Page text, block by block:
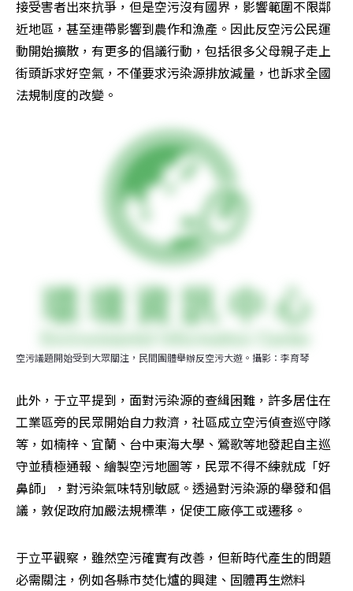
接受害者出來抗爭，但是空污沒有國界，影響範圍不限鄰
近地區，甚至連帶影響到農作和漁產。因此反空污公民運
動開始擴散，有更多的倡議行動，包括很多父母親子走上
街頭訴求好空氣，不僅要求污染源排放減量，也訴求全國
法規制度的改變。
空污議題開始受到大眾關注，民間團體舉辦反空污大遊。攝影：李育琴
此外，于立平提到，面對污染源的查緝困難，許多居住在
工業區旁的民眾開始自力救濟，社區成立空污偵查巡守隊
等，如楠梓、宜蘭、台中東海大學、鶯歌等地發起自主巡
守並積極通報、繪製空污地圖等，民眾不得不練就成「好
鼻師」，對污染氣味特別敏感。透過對污染源的舉發和倡
議，敦促政府加嚴法規標準，促使工廠停工或遷移。
于立平觀察，雖然空污確實有改善，但新時代產生的問題
必需關注，例如各縣市焚化爐的興建、固體再生燃料